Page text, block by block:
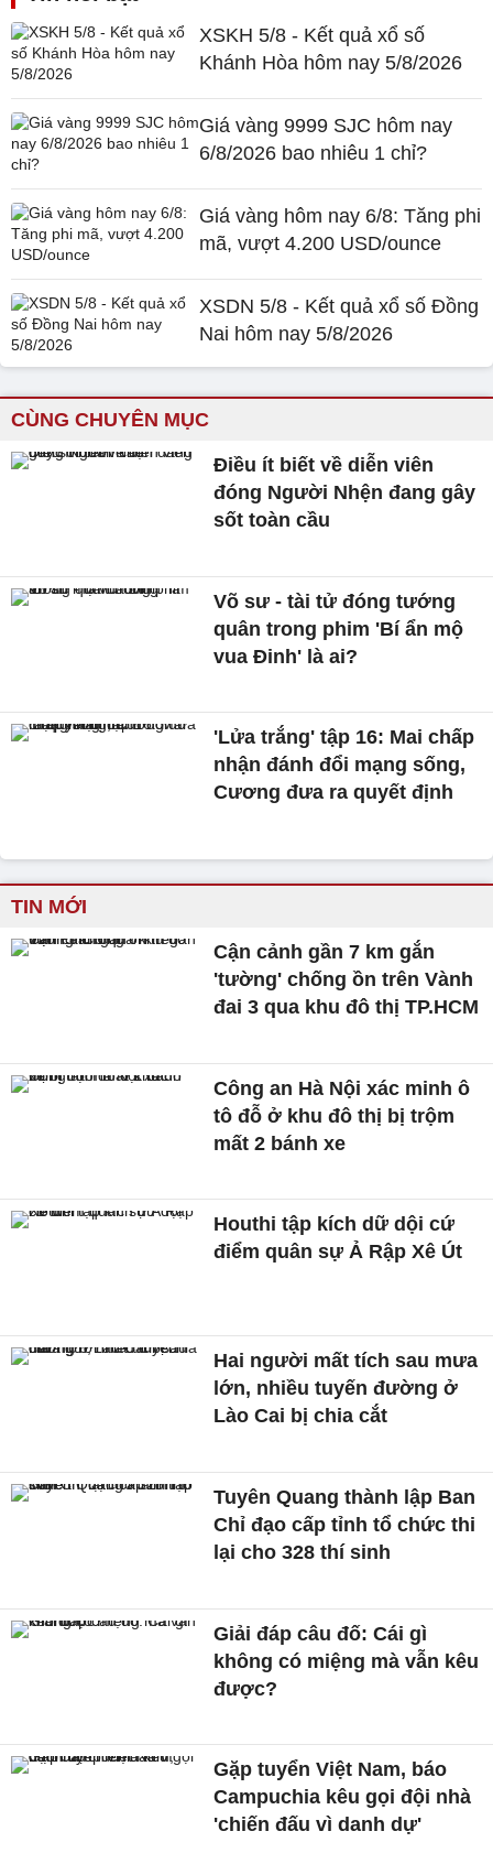
XSKH 5/8 - Kết quả xổ số
Khánh Hòa hôm nay 5/8/2026
Giá vàng 9999 SJC hôm nay
6/8/2026 bao nhiêu 1 chỉ?
Giá vàng hôm nay 6/8: Tăng phi
mã, vượt 4.200 USD/ounce
XSDN 5/8 - Kết quả xổ số Đồng
Nai hôm nay 5/8/2026
CÙNG CHUYÊN MỤC
Điều ít biết về diễn viên
đóng Người Nhện đang gây
sốt toàn cầu
Võ sư - tài tử đóng tướng
quân trong phim 'Bí ẩn mộ
vua Đinh' là ai?
'Lửa trắng' tập 16: Mai chấp
nhận đánh đổi mạng sống,
Cương đưa ra quyết định
TIN MỚI
Cận cảnh gần 7 km gắn
'tường' chống ồn trên Vành
đai 3 qua khu đô thị TP.HCM
Công an Hà Nội xác minh ô
tô đỗ ở khu đô thị bị trộm
mất 2 bánh xe
Houthi tập kích dữ dội cứ
điểm quân sự Ả Rập Xê Út
Hai người mất tích sau mưa
lớn, nhiều tuyến đường ở
Lào Cai bị chia cắt
Tuyên Quang thành lập Ban
Chỉ đạo cấp tỉnh tổ chức thi
lại cho 328 thí sinh
Giải đáp câu đố: Cái gì
không có miệng mà vẫn kêu
được?
Gặp tuyển Việt Nam, báo
Campuchia kêu gọi đội nhà
'chiến đấu vì danh dự'